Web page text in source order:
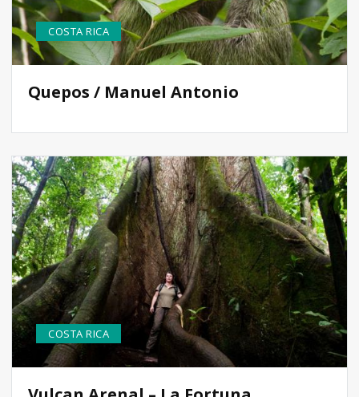
Quepos / Manuel Antonio
COSTA RICA
COSTA RICA